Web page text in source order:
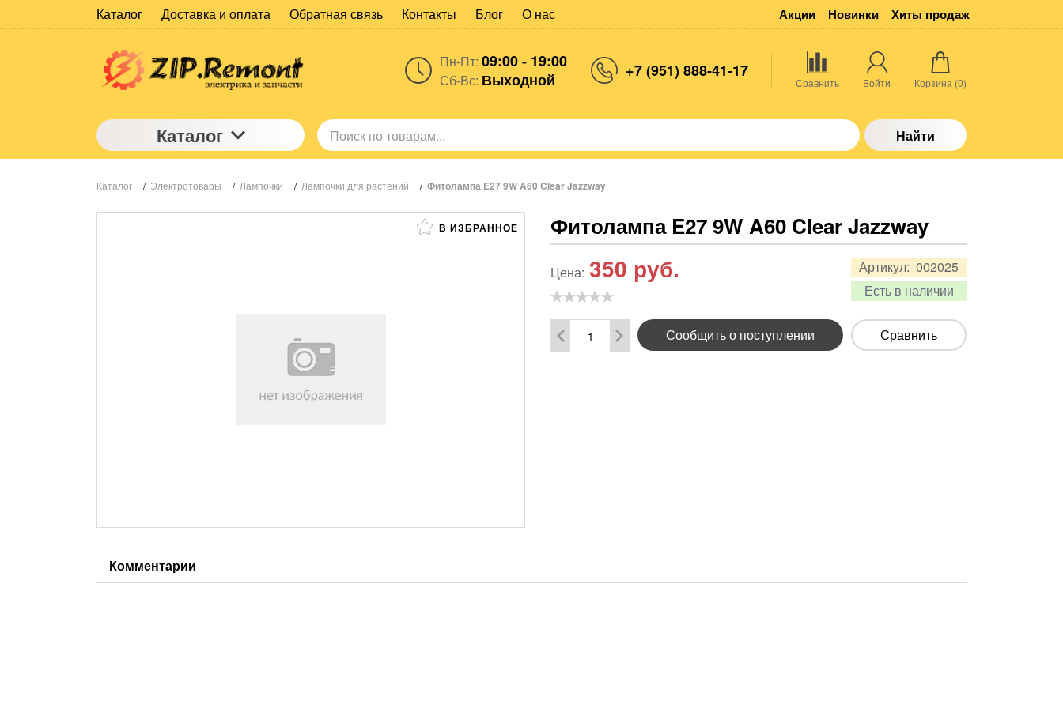
Каталог Доставка и оплата Обратная связь Контакты Блог О нас Акции Новинки Хиты продаж
Пн-Пт: 09:00 - 19:00
Сб-Вс: Выходной +7 (951) 888-41-17
Сравнить Войти Корзина (0)
Каталог Найти
Каталог / Электротовары / Лампочки / Лампочки для растений / Фитолампа E27 9W A60 Clear Jazzway
В ИЗБРАННОЕ Фитолампа E27 9W A60 Clear Jazzway
Артикул: 002025
Есть в наличии
Цена: 350 руб.
Сообщить о поступлении Сравнить
Комментарии